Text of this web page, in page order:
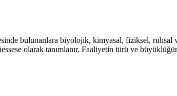
bulunanlara biyolojik, kimyasal, fiziksel,
olarak tanımlanır. Faaliyetin türü ve